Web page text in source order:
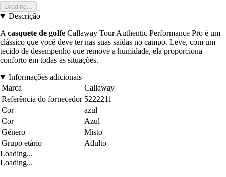
Loading...
Descrição
A casquete de golfe Callaway Tour Authentic Performance Pro é um
clássico que você deve ter nas suas saídas no campo. Leve, com um
tecido de desempenho que remove a humidade, ela proporciona
conforto em todas as situações.
Informações adicionais
Marca
Callaway
Referência do fornecedor 5222211
Cor
azul
Cor
Azul
Género
Misto
Grupo etário
Adulto
Loading...
Loading...